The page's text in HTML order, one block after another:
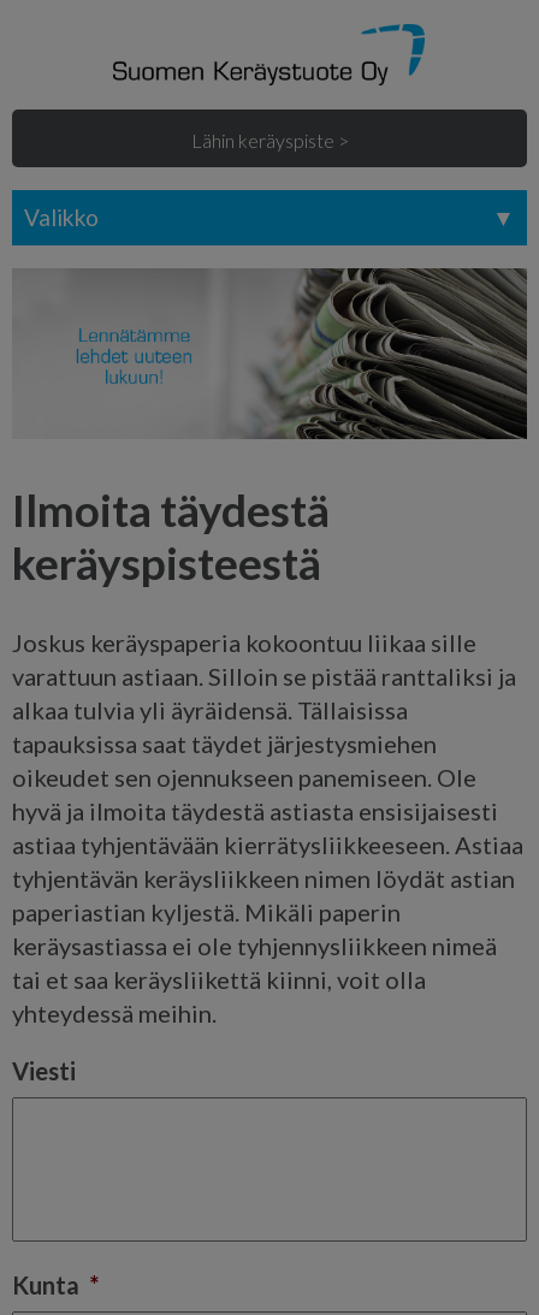
Lähin keräyspiste >
Valikko
Ilmoita täydestä
keräyspisteestä
Joskus keräyspaperia kokoontuu liikaa sille
varattuun astiaan. Silloin se pistää ranttaliksi ja
alkaa tulvia yli äyräidensä. Tällaisissa
tapauksissa saat täydet järjestysmiehen
oikeudet sen ojennukseen panemiseen. Ole
hyvä ja ilmoita täydestä astiasta ensisijaisesti
astiaa tyhjentävään kierrätysliikkeeseen. Astiaa
tyhjentävän keräysliikkeen nimen löydät astian
paperiastian kyljestä. Mikäli paperin
keräysastiassa ei ole tyhjennysliikkeen nimeä
tai et saa keräysliikettä kiinni, voit olla
yhteydessä meihin.
Viesti
Kunta *